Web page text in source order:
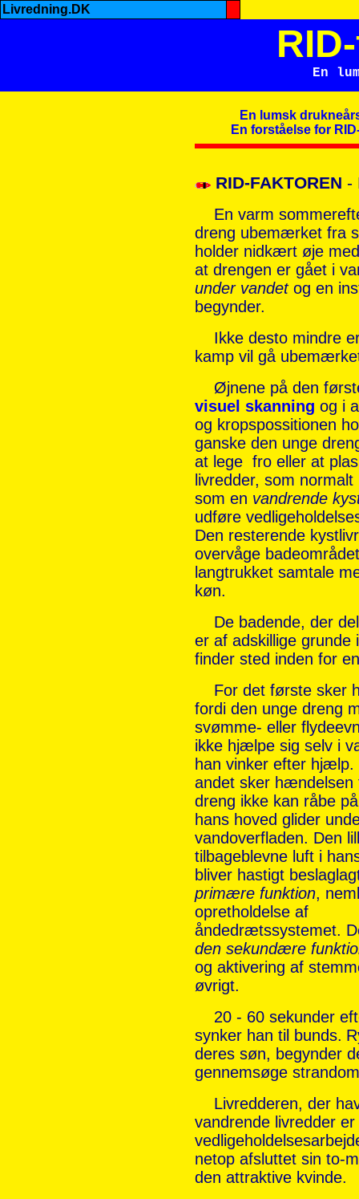
Livredning.DK
En
En lumsk
En forståelse for
RID-FAKTOREN -
En varm
dreng ubemærket fra
holder nidkært øje
at drengen er gået i
under vandet og en
begynder.
Ikke desto mindre
kamp vil gå
Øjnene på den
visuel skanning og i
og kropspossitionen
ganske den unge
at lege fro eller at
livredder, som
som en vandrende
udføre
Den resterende
overvåge
langtrukket samtale
køn.
De badende, der
er af adskillige grunde
finder sted inden for
For det første sker
fordi den unge dreng
svømme- eller
ikke hjælpe sig selv i
han vinker efter hjælp.
andet sker hændelsen
dreng ikke kan råbe
hans hoved glider
vandoverfladen. Den
tilbageblevne luft i
bliver hastigt
primære funktion,
opretholdelse af
åndedrætssystemet.
den sekundære
og aktivering af
øvrigt.
20 - 60 sekunder
synker han til bunds.
deres søn, begynder
gennemsøge
Livredderen, der
vandrende livredder
netop afsluttet sin to-
den attraktive kvinde.